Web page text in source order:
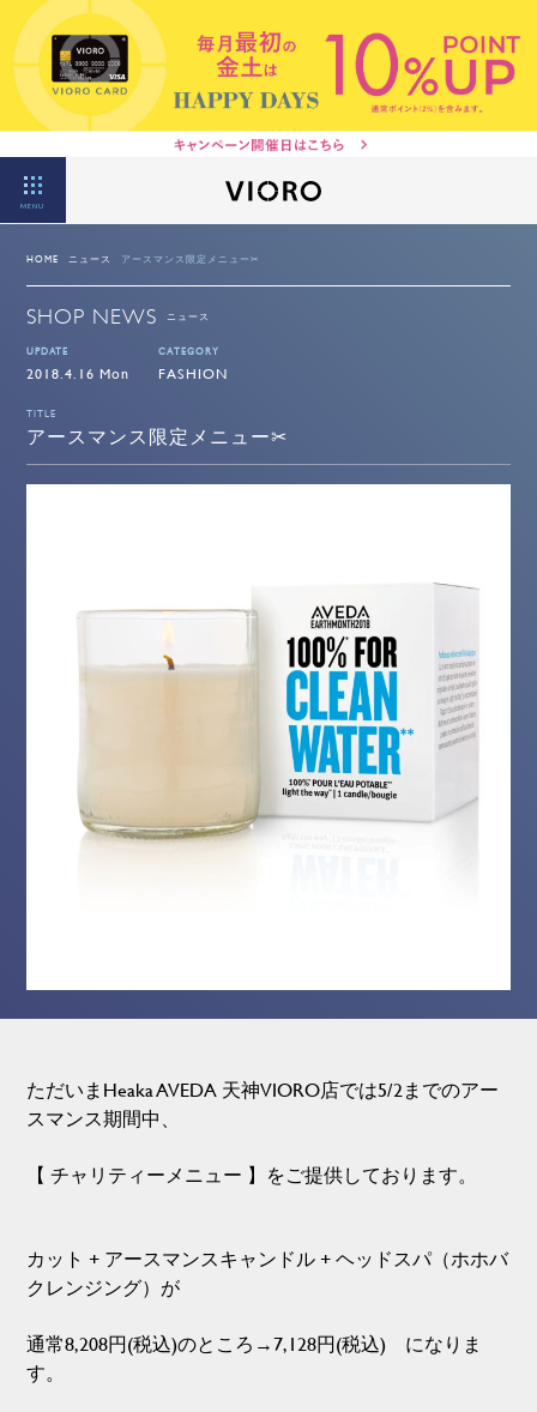
MENU
HOME ニュース アースマンス限定メニュー✂
SHOP NEWS ニュース
UPDATE
2018.4.16 Mon
CATEGORY
FASHION
TITLE
アースマンス限定メニュー✂
ただいまHeaka AVEDA 天神VIORO店では5/2までのアー
スマンス期間中、
【 チャリティーメニュー 】をご提供しております。
カット + アースマンスキャンドル + ヘッドスパ（ホホバ
クレンジング）が
通常8,208円(税込)のところ→7,128円(税込) になりま
す。